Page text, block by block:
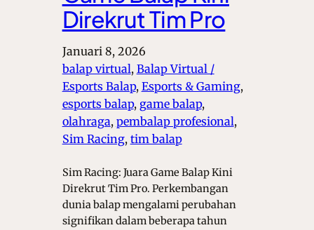
Direkrut Tim Pro
Januari 8, 2026
balap virtual, Balap Virtual /
Esports Balap, Esports & Gaming ,
esports balap, game balap ,
olahraga, pembalap profesional ,
Sim Racing, tim balap
Sim Racing: Juara Game Balap Kini
Direkrut Tim Pro. Perkembangan
dunia balap mengalami perubahan
signifikan dalam beberapa tahun